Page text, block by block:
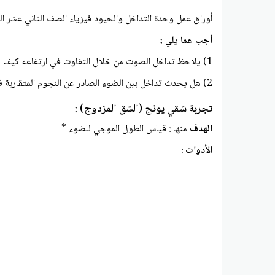
أوراق عمل وحدة التداخل والحيود فيزياء الصف الثاني عشر
أجب عما يلي :
1) يلاحظ تداخل الصوت من خلال التفاوت في ارتفاعه كيف يلاحظ تداخل الضوء
2) هل يحدث تداخل بين الضوء الصادر عن النجوم المتقاربة في السماء ولماذا .
تجربة شقي يونج (الشق المزدوج) :
الهدف منها : قياس الطول الموجي للضوء *
الأدوات: